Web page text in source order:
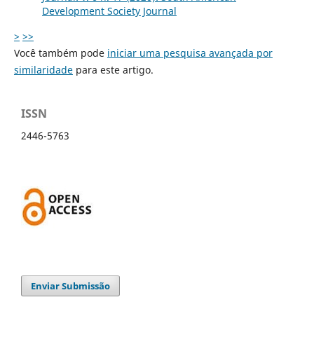
Development Society Journal
> >>
Você também pode iniciar uma pesquisa avançada por
similaridadepara este artigo.
ISSN
2446-5763
Enviar Submissão